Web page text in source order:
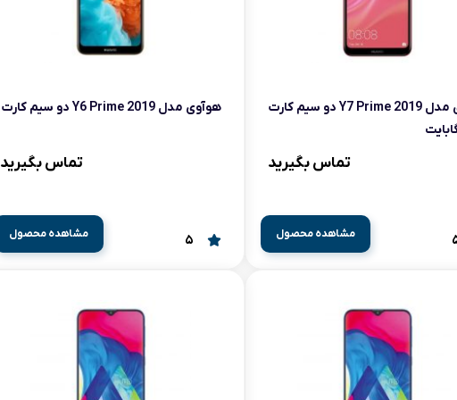
قهوه ساز
گوشتکوب برقی
هود
هوآوی مدل Y7 Prime 2019 دو سیم کارت
تماس بگیرید
مشاهده محصول
هوآوی مدل Y6 Prime 2019 دو سیم کارت
تماس بگیرید
مشاهده محصول 5